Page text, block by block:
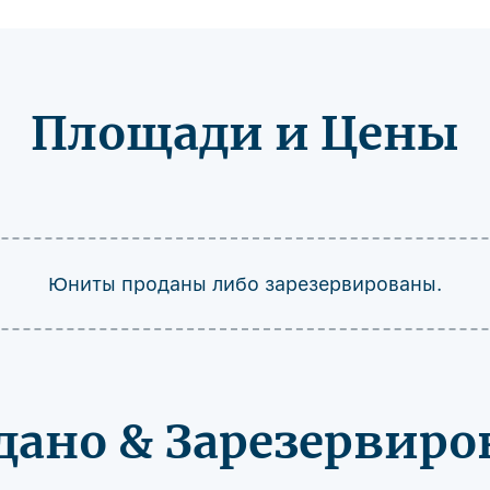
Площади и Цены
Юниты проданы либо зарезервированы.
&